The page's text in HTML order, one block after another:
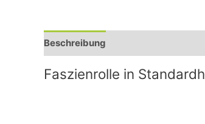
Beschreibung
Faszienrolle in